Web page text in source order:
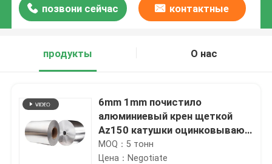
позвони сейчас контактные
продукты
О нас
6mm 1mm почистило
алюминиевый крен щеткой
Az150 катушки оцинковывают
датчик 1100 Alume 26 1060
1050 0.15-6.0mm
MOQ：5 тонн
Цена：Negotiate